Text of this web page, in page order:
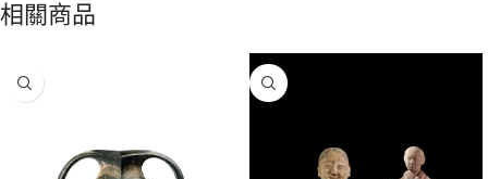
相關商品